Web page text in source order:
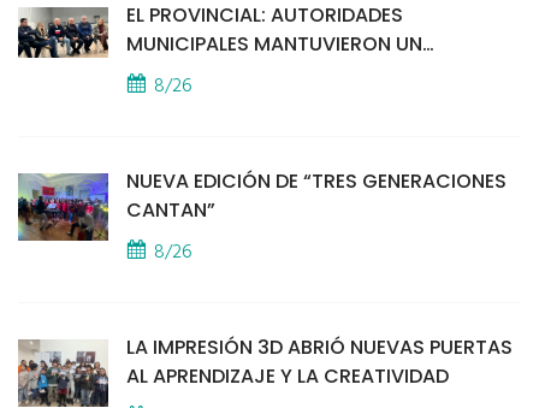
EL PROVINCIAL: AUTORIDADES
MUNICIPALES MANTUVIERON UN
ENCUENTRO CON VECINOS POR LA
SEGURIDAD
8/26
NUEVA EDICIÓN DE “TRES GENERACIONES
CANTAN”
8/26
LA IMPRESIÓN 3D ABRIÓ NUEVAS PUERTAS
AL APRENDIZAJE Y LA CREATIVIDAD